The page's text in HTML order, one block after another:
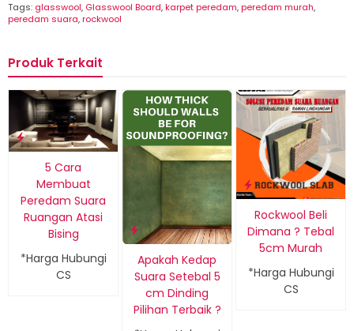
Tags: glasswool, Glasswool Board,karpet peredam,peredam murah,
peredam suara,rockwool
Produk Terkait
5 Cara
Membuat
Peredam Suara
Ruangan Atasi
Bising
*Harga Hubungi
CS
Apakah Kedap
Suara Setebal 5
cm Dinding
Pilihan Terbaik ?
Rockwool Beli
Dimana ? Tebal
5cm Murah
*Harga Hubungi
CS